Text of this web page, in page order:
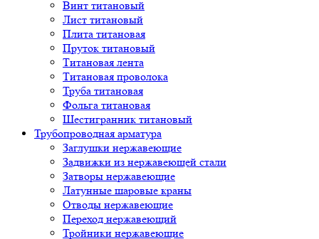
Винт титановый
Лист титановый
Плита титановая
Пруток титановый
Титановая лента
Титановая проволока
Труба титановая
Фольга титановая
Шестигранник титановый
Трубопроводная арматура
Заглушки нержавеющие
Задвижки из нержавеющей стали
Затворы нержавеющие
Латунные шаровые краны
Отводы нержавеющие
Переход нержавеющий
Тройники нержавеющие